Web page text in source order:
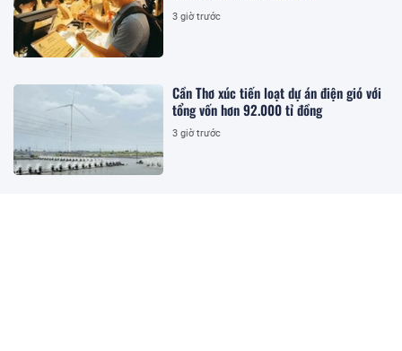
3 giờ trước
Cần Thơ xúc tiến loạt dự án điện gió với
tổng vốn hơn 92.000 tỉ đồng
3 giờ trước